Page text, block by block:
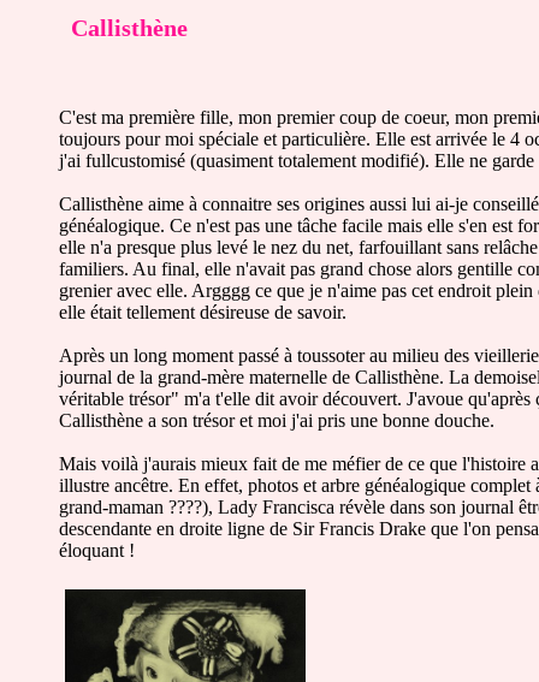
Callisthène
C'est ma première fille, mon premier coup de coeur, mon
toujours pour moi spéciale et particulière. Elle est arrivée le 4
j'ai fullcustomisé (quasiment totalement modifié). Elle ne
Callisthène aime à connaitre ses origines aussi lui ai-je
généalogique. Ce n'est pas une tâche facile mais elle s'en est
elle n'a presque plus levé le nez du net, farfouillant sans
familiers. Au final, elle n'avait pas grand chose alors gentille
grenier avec elle. Argggg ce que je n'aime pas cet endroit
elle était tellement désireuse de savoir.
Après un long moment passé à toussoter au milieu des
journal de la grand-mère maternelle de Callisthène. La
véritable trésor" m'a t'elle dit avoir découvert. J'avoue qu'après
Callisthène a son trésor et moi j'ai pris une bonne douche.
Mais voilà j'aurais mieux fait de me méfier de ce que l'histoire
illustre ancêtre. En effet, photos et arbre généalogique
grand-maman ????), Lady Francisca révèle dans son journal
descendante en droite ligne de Sir Francis Drake que l'on
éloquant !